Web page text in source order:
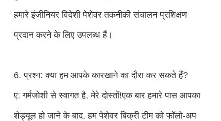
हमारे इंजीनियर विदेशी पेशेवर तकनीकी संचालन प्रशिक्षण
प्रदान करने के लिए उपलब्ध हैं।
6. प्रश्न: क्या हम आपके कारखाने का दौरा कर सकते हैं?
ए: गर्मजोशी से स्वागत है, मेरे दोस्तों!एक बार हमारे पास आपका
शेड्यूल हो जाने के बाद, हम पेशेवर बिक्री टीम को फॉलो-अप